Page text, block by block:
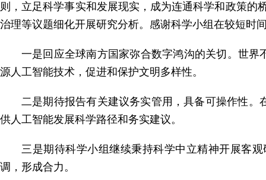
则，立足科学事实和发展现实，成为连通科学和政策
治理等议题细化开展研究分析。感谢科学小组在较短时
一是回应全球南方国家弥合数字鸿沟的关切。世
源人工智能技术，促进和保护文明多样性。
二是期待报告有关建议务实管用，具备可操作性
供人工智能发展科学路径和务实建议。
三是期待科学小组继续秉持科学中立精神开展客
调，形成合力。